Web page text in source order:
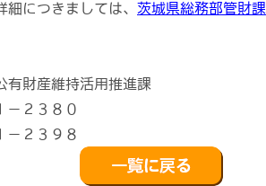
細につきましては、 茨城県総務部管財
有財産維持活用推進課
２３８０
２３９８